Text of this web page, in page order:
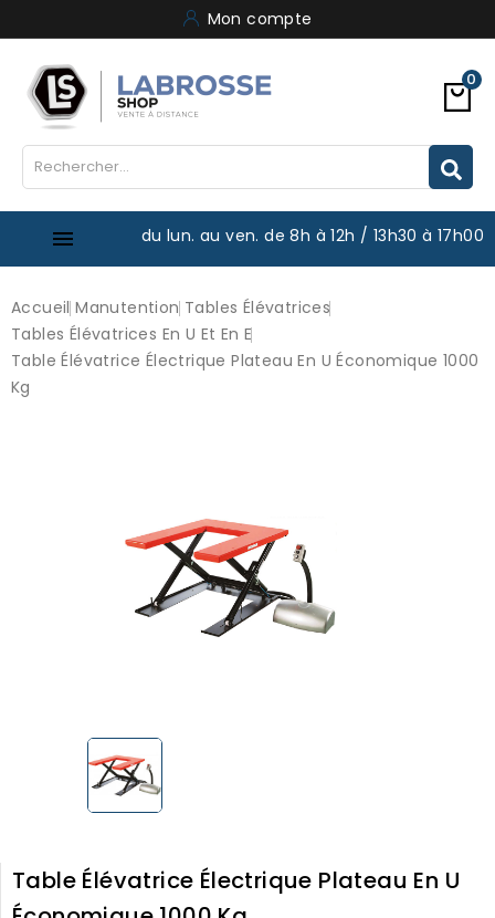
Mon compte
0
 du lun. au ven. de 8h à 12h / 13h30 à 17h00
Accueil Manutention Tables Élévatrices
Tables Élévatrices En U Et En E
Table Élévatrice Électrique Plateau En U Économique 1000
Kg
Table Élévatrice Électrique Plateau En U